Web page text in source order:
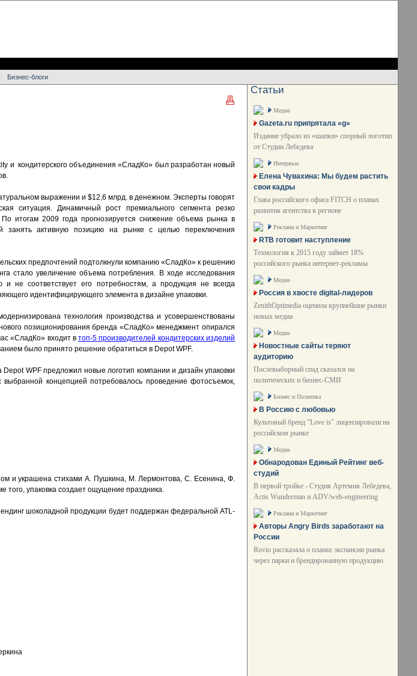
Бизнес-блоги
и кондитерского объединения «СладКо» был разработан новый
выражении и $12,6 млрд. в денежном. Эксперты говорят
ситуация. Динамичный рост премиального сегмента резко
итогам 2009 года прогнозируется снижение объема рынка в
занять активную позицию на рынке с целью переключения
предпочтений подтолкнули компанию «СладКо» к решению
стало увеличение объема потребления. В ходе исследования
соответствует его потребностям, а продукция не всегда
идентифицирующего элемента в дизайне упаковки.
технология производства и усовершенствованы
позиционирования бренда «СладКо» менеджмент опирался
«СладКо» входит втоп-5 производителей кондитерских изделий
было принято решение обратиться в Depot WPF.
Depot WPF предложил новые логотип компании и дизайн упаковки
концепцией потребовалось проведение фотосъемок,
и украшена стихами А. Пушкина, М. Лермонтова, С. Есенина, Ф.
того, упаковка создает ощущение праздника.
шоколадной продукции будет поддержан федеральной ATL-
Статьи
Медиа
Gazeta.ru припрятала «g»
Издание убрало из «шапки» спорный логотип
от Студии Лебедева
Интервью
Елена Чувахина: Мы будем растить
свои кадры
Глава российского офиса FITCH о планах
развития агентства в регионе
Реклама и Маркетинг
RTB готовит наступление
Технология к 2015 году займет 18%
российского рынка интернет-рекламы
Медиа
Россия в хвосте digital-лидеров
ZenithOptimedia оценила крупнейшие рынки
новых медиа
Медиа
Новостные сайты теряют
аудиторию
Послевыборный спад сказался на
политических и бизнес-СМИ
Бизнес и Политика
В Россию с любовью
Культовый бренд "Love is" лицензировали на
российском рынке
Медиа
Обнародован Единый Рейтинг веб-
студий
В первой тройке - Студия Артемия Лебедева,
Actis Wunderman и ADV/web-engineering
Реклама и Маркетинг
Авторы Angry Birds заработают на
России
Rovio рассказала о планах экспансии рынка
через парки и брендированную продукцию